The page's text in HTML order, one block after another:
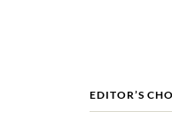
EDITOR’S